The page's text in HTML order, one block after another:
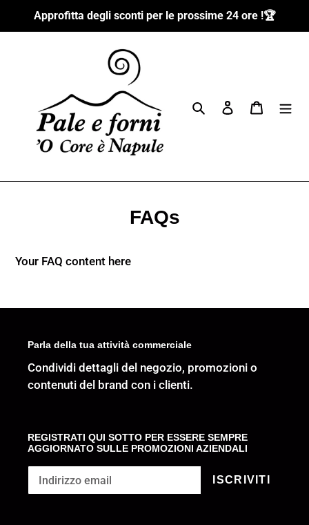
Approfitta degli sconti per le prossime 24 ore !🏆
Cerca Accedi Carrello
FAQs
Your FAQ content here
Parla della tua attività commerciale
Condividi dettagli del negozio, promozioni o
contenuti del brand con i clienti.
REGISTRATI QUI SOTTO PER ESSERE SEMPRE
AGGIORNATO SULLE PROMOZIONI AZIENDALI
ISCRIVITI